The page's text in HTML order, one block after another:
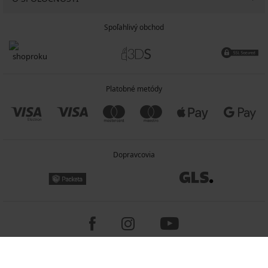
Spoľahlivý obchod
Platobné metódy
Dopravcovia